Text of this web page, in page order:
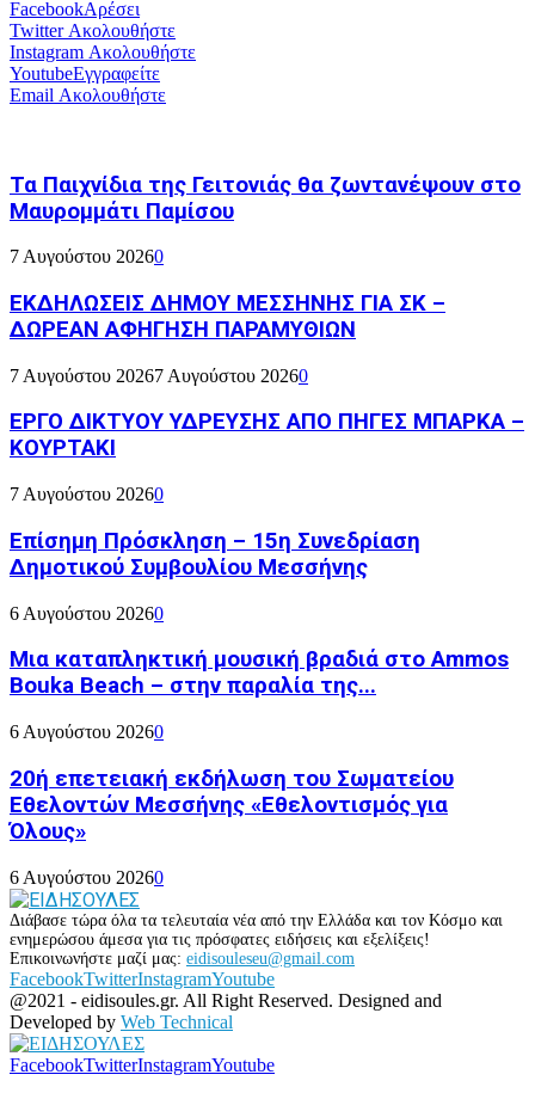
FacebookΑρέσει
TwitterΑκολουθήστε
Instagram Ακολουθήστε
YoutubeΕγγραφείτε
Email Ακολουθήστε
Τα Παιχνίδια της Γειτονιάς θα ζωντανέψουν στο
Μαυρομμάτι Παμίσου
7 Αυγούστου 20260
ΕΚΔΗΛΩΣΕΙΣ ΔΗΜΟΥ ΜΕΣΣΗΝΗΣ ΓΙΑ ΣΚ –
ΔΩΡΕΑΝ ΑΦΗΓΗΣΗ ΠΑΡΑΜΥΘΙΩΝ
7 Αυγούστου 20267 Αυγούστου 20260
ΕΡΓΟ ΔΙΚΤΥΟΥ ΥΔΡΕΥΣΗΣ ΑΠΟ ΠΗΓΕΣ ΜΠΑΡΚΑ –
ΚΟΥΡΤΑΚΙ
7 Αυγούστου 20260
Επίσημη Πρόσκληση – 15η Συνεδρίαση
Δημοτικού Συμβουλίου Μεσσήνης
6 Αυγούστου 20260
Μια καταπληκτική μουσική βραδιά στο Ammos
Bouka Beach – στην παραλία της...
6 Αυγούστου 20260
20ή επετειακή εκδήλωση του Σωματείου
Εθελοντών Μεσσήνης «Εθελοντισμός για
Όλους»
6 Αυγούστου 20260
Διάβασε τώρα όλα τα τελευταία νέα από την Ελλάδα και τον Κόσμο και
ενημερώσου άμεσα για τις πρόσφατες ειδήσεις και εξελίξεις!
Επικοινωνήστε μαζί μας: eidisouleseu@gmail.com
FacebookTwitterInstagramYoutube
@2021 - eidisoules.gr. All Right Reserved. Designed and
Developed by Web Technical
FacebookTwitterInstagramYoutube